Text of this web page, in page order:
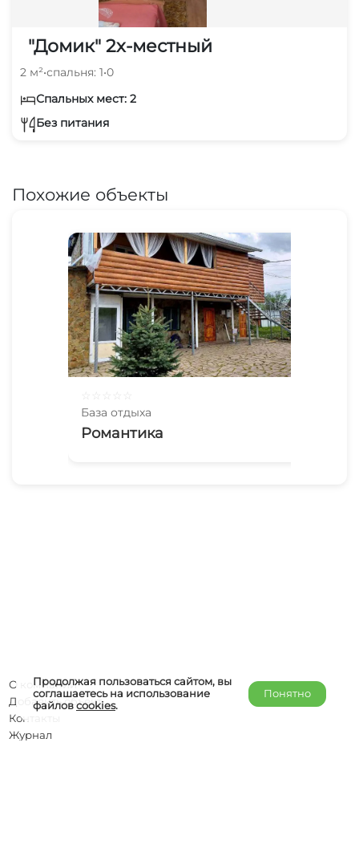
"Домик" 2х-местный
2 м²•спальня: 1•0
Спальных мест: 2
Без питания
Похожие объекты
База отдыха
Романтика
Продолжая пользоваться сайтом, вы
соглашаетесь на использование
файловcookies.
Понятно
О компании
Добавить объект
Контакты
Журнал